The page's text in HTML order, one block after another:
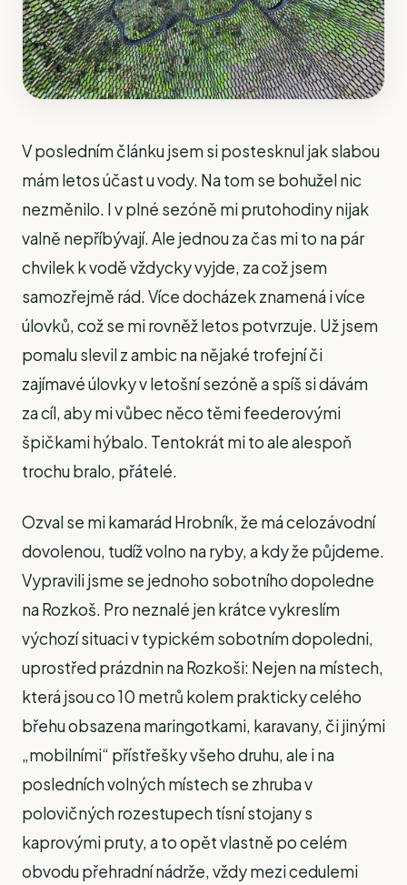
V posledním článku jsem si postesknul jak slabou
mám letos účast u vody. Na tom se bohužel nic
nezměnilo. I v plné sezóně mi prutohodiny nijak
valně nepříbývají. Ale jednou za čas mi to na pár
chvilek k vodě vždycky vyjde, za což jsem
samozřejmě rád. Více docházek znamená i více
úlovků, což se mi rovněž letos potvrzuje. Už jsem
pomalu slevil z ambic na nějaké trofejní či
zajímavé úlovky v letošní sezóně a spíš si dávám
za cíl, aby mi vůbec něco těmi feederovými
špičkami hýbalo. Tentokrát mi to ale alespoň
trochu bralo, přátelé.
Ozval se mi kamarád Hrobník, že má celozávodní
dovolenou, tudíž volno na ryby, a kdy že půjdeme.
Vypravili jsme se jednoho sobotního dopoledne
na Rozkoš. Pro neznalé jen krátce vykreslím
výchozí situaci v typickém sobotním dopoledni,
uprostřed prázdnin na Rozkoši: Nejen na místech,
která jsou co 10 metrů kolem prakticky celého
břehu obsazena maringotkami, karavany, či jinými
„mobilními“ přístřešky všeho druhu, ale i na
posledních volných místech se zhruba v
polovičných rozestupech tísní stojany s
kaprovými pruty, a to opět vlastně po celém
obvodu přehradní nádrže, vždy mezi cedulemi